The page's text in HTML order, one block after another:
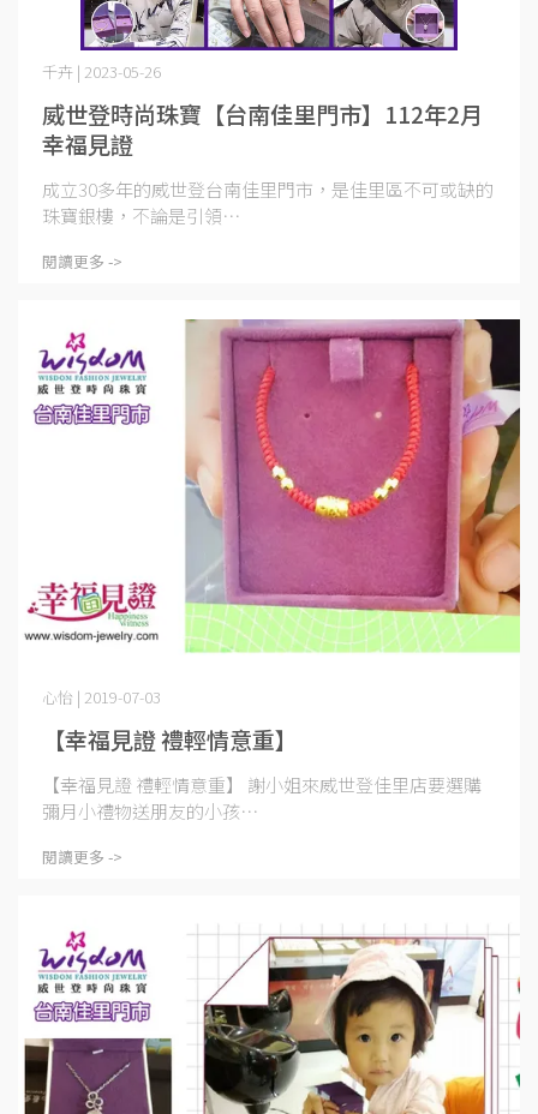
威世登時尚珠寶【台南佳里門市】112年2月
幸福見證
千卉 | 2023-05-26
成立30多年的威世登台南佳里門市，是佳里區不可或缺的
珠寶銀樓，不論是引領⋯
閱讀更多 ->
【幸福見證 禮輕情意重】
心怡 | 2019-07-03
【幸福見證 禮輕情意重】 謝小姐來威世登佳里店要選購
彌月小禮物送朋友的小孩⋯
閱讀更多 ->